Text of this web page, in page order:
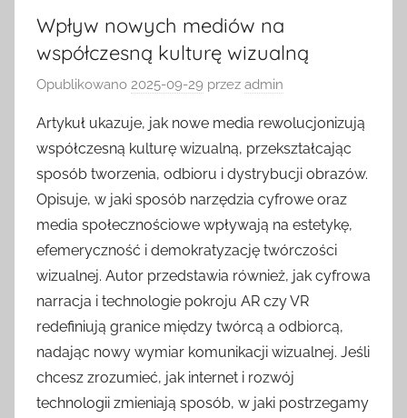
Wpływ nowych mediów na
współczesną kulturę wizualną
Opublikowano 2025-09-29 przez admin
Artykuł ukazuje, jak nowe media rewolucjonizują
współczesną kulturę wizualną, przekształcając
sposób tworzenia, odbioru i dystrybucji obrazów.
Opisuje, w jaki sposób narzędzia cyfrowe oraz
media społecznościowe wpływają na estetykę,
efemeryczność i demokratyzację twórczości
wizualnej. Autor przedstawia również, jak cyfrowa
narracja i technologie pokroju AR czy VR
redefiniują granice między twórcą a odbiorcą,
nadając nowy wymiar komunikacji wizualnej. Jeśli
chcesz zrozumieć, jak internet i rozwój
technologii zmieniają sposób, w jaki postrzegamy